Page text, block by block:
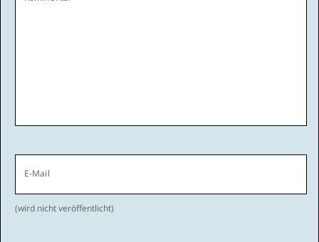
E-Mail
(wird nicht veröffentlicht)